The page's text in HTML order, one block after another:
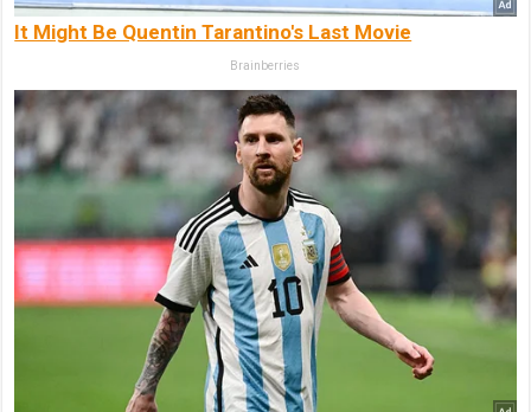
It Might Be Quentin Tarantino's Last Movie
Brainberries